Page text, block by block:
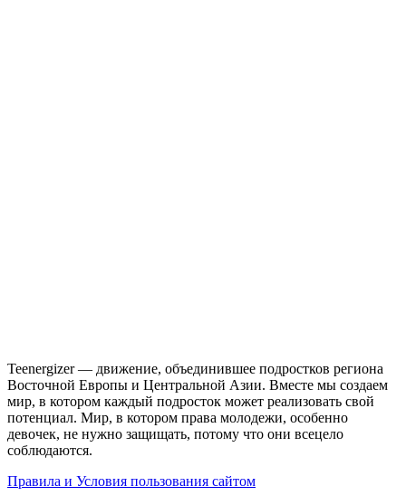
Teenergizer — движение, объединившее подростков региона
Восточной Европы и Центральной Азии. Вместе мы создаем
мир, в котором каждый подросток может реализовать свой
потенциал. Мир, в котором права молодежи, особенно
девочек, не нужно защищать, потому что они всецело
соблюдаются.
Правила и Условия пользования сайтом